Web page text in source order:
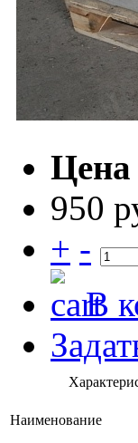
Цена
950
+ -
В
Наименование